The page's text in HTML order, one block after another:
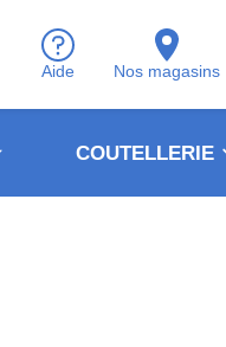
Aide Nos magasins
COUTELLERIE